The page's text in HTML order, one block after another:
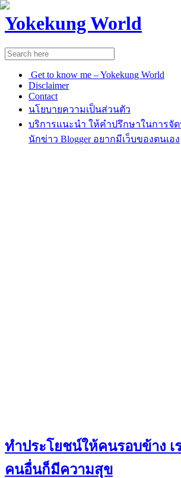
Yokekung World
Get to know me – Yokekung World
Disclaimer
Contact
นโยบายความเป็นส่วนตัว
บริการแนะนำ ให้คำปรึกษาในการจั
นักข่าว Blogger อยากมีเว็บของตนเอง
ทำประโยชน์ให้คนรอบข้าง
คนอื่นก็มีความสุข